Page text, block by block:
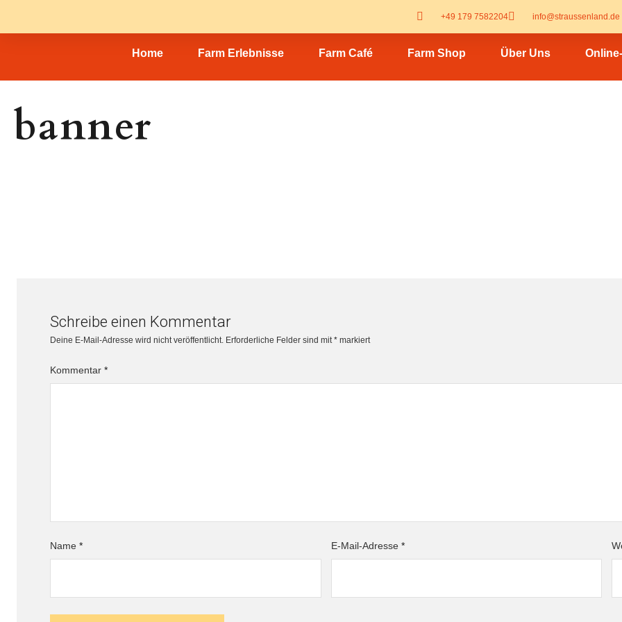
+49 179 7582204 info@straussenland.de
Home Farm Erlebnisse Farm Café Farm Shop Über Uns
banner
Schreibe einen Kommentar
Deine E-Mail-Adresse wird nicht veröffentlicht. Erforderliche Felder sind mit* markiert
Kommentar *
Name * E-Mail-Adresse *